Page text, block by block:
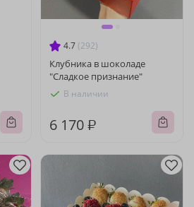
4.7 (292)
Клубника в шоколаде
"Сладкое признание"
В наличии
6 170 ₽